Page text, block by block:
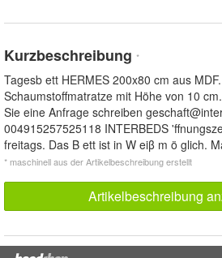
Kurzbeschreibung *
Tagesb ett HERMES 200x80 cm aus
Schaumstoffmatratze mit Höhe von 10
Sie eine Anfrage schreiben
004915257525118 INTERBEDS
freitags. Das B ett ist in W eiβ m ö glich.
* maschinell aus der Artikelbeschreibung erstellt
Artikelbeschreibung